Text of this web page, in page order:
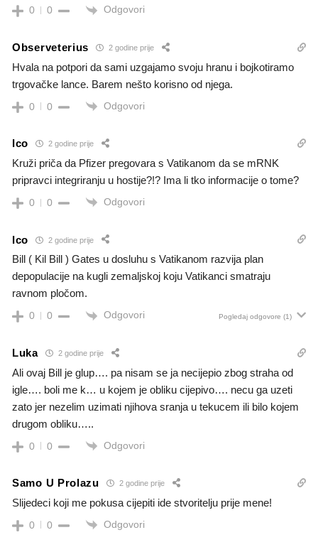
0 0 Odgovori
Observeterius 2 godine prije
Hvala na potpori da sami uzgajamo svoju hranu i bojkotiramo
trgovačke lance. Barem nešto korisno od njega.
0 0 Odgovori
Ico 2 godine prije
Kruži priča da Pfizer pregovara s Vatikanom da se mRNK
pripravci integriranju u hostije?!? Ima li tko informacije o tome?
0 0 Odgovori
Ico 2 godine prije
Bill ( Kil Bill ) Gates u dosluhu s Vatikanom razvija plan
depopulacije na kugli zemaljskoj koju Vatikanci smatraju
ravnom pločom.
0 0 Odgovori Pogledaj odgovore (1)
Luka 2 godine prije
Ali ovaj Bill je glup…. pa nisam se ja necijepio zbog straha od
igle…. boli me k… u kojem je obliku cijepivo…. necu ga uzeti
zato jer nezelim uzimati njihova sranja u tekucem ili bilo kojem
drugom obliku…..
0 0 Odgovori
Samo U Prolazu 2 godine prije
Slijedeci koji me pokusa cijepiti ide stvoritelju prije mene!
0 0 Odgovori